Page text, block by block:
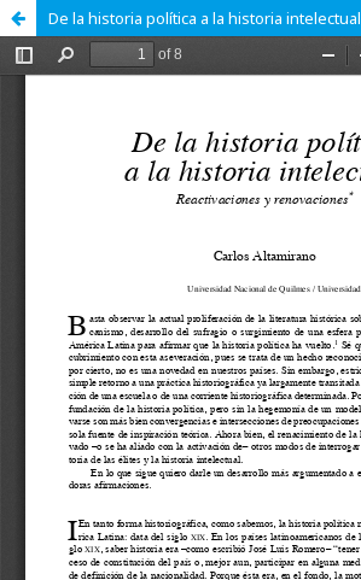
De la historia política a la historia intelectual